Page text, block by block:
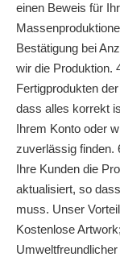
einen Beweis für
Bestätigung bei
wir die Produktion.
Fertigprodukten
dass alles korrekt
Ihrem Konto oder
zuverlässig finden.
Ihre Kunden die
aktualisiert, so
muss. Unser
Kostenlose